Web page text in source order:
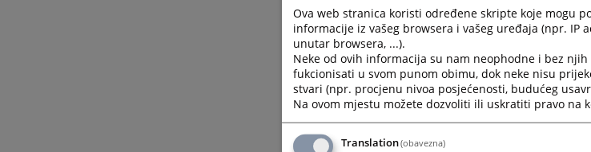
Ova web stranica koristi određene skripte koje mogu
informacije iz vašeg browsera i vašeg uređaja (npr. IP
unutar browsera, ...).
Neke od ovih informacija su nam neophodne i bez
fukcionisati u svom punom obimu, dok neke nisu
stvari (npr. procjenu nivoa posjećenosti, budućeg
Na ovom mjestu možete dozvoliti ili uskratiti pravo na
Translation(obavezna)